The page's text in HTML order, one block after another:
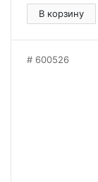
В корзину
600526